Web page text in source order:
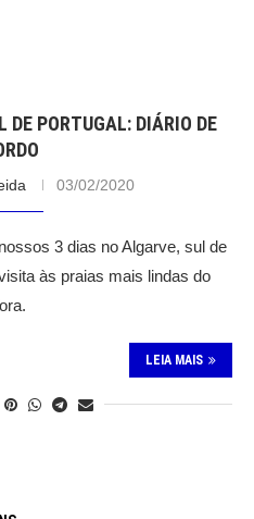
DE PORTUGAL: DIÁRIO DE
03/02/2020
3 dias no Algarve, sul de
às praias mais lindas do
LEIA MAIS